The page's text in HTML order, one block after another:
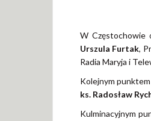
W Częstochowie
Urszula Furtak,
Radia Maryja i
Kolejnym punktem
ks. Radosław
Kulminacyjnym